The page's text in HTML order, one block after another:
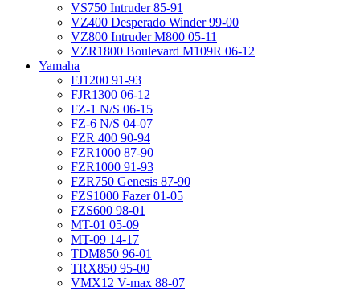
VS750 Intruder 85-91
VZ400 Desperado Winder 99-00
VZ800 Intruder M800 05-11
VZR1800 Boulevard M109R 06-12
Yamaha
FJ1200 91-93
FJR1300 06-12
FZ-1 N/S 06-15
FZ-6 N/S 04-07
FZR 400 90-94
FZR1000 87-90
FZR1000 91-93
FZR750 Genesis 87-90
FZS1000 Fazer 01-05
FZS600 98-01
MT-01 05-09
MT-09 14-17
TDM850 96-01
TRX850 95-00
VMX12 V-max 88-07